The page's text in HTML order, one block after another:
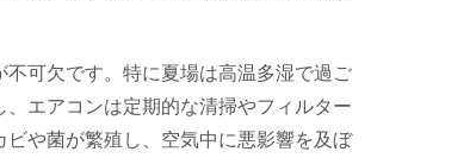
可欠です。特に夏場は高温多湿で過ご
エアコンは定期的な清掃やフィルター
や菌が繁殖し、空気中に悪影響を及ぼ